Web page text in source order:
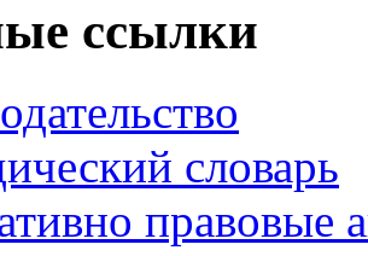
ссылки
словарь
правовые